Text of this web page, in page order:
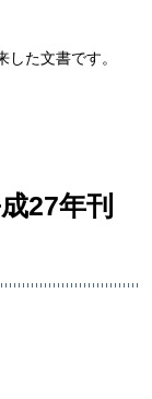
た文書です。
27年刊